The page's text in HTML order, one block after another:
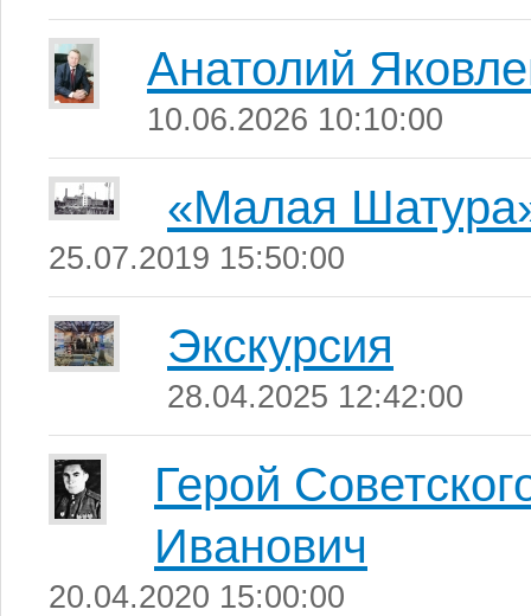
Анатолий
10.06.2026 10:10:00
«Малая
25.07.2019 15:50:00
Экскурсия
28.04.2025 12:42:00
Герой
Иванович
20.04.2020 15:00:00